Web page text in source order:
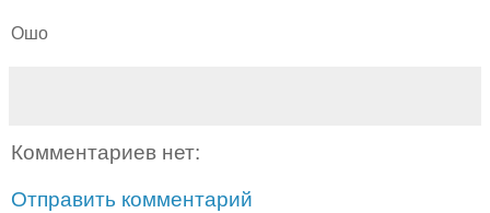
Ошо
Комментариев нет:
Отправить комментарий